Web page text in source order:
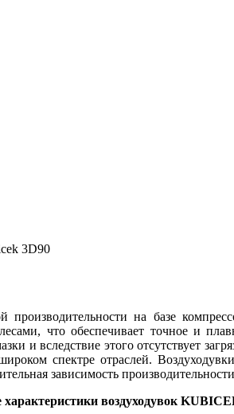
3D90
производительности на базе
что обеспечивает точное и
и вследствие этого отсутствует
спектре отраслей.
зависимость
воздуходувок